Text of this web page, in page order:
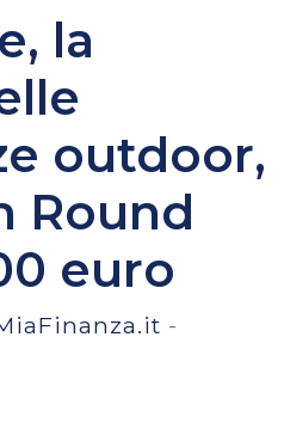
la
outdoor,
Round
euro
-